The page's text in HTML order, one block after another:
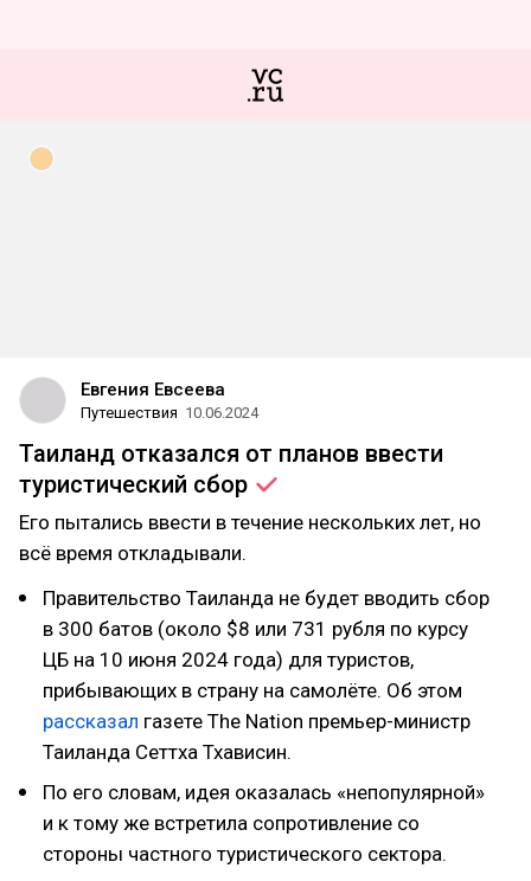
Евгения Евсеева
Путешествия 10.06.2024
Таиланд отказался от планов ввести
туристический сбор
Его пытались ввести в течение нескольких лет, но
всё время откладывали.
Правительство Таиланда не будет вводить сбор
в 300 батов (около $8 или 731 рубля по курсу
ЦБ на 10 июня 2024 года) для туристов,
прибывающих в страну на самолёте. Об этом
рассказал газете The Nation премьер-министр
Таиланда Сеттха Тхависин.
По его словам, идея оказалась «непопулярной»
и к тому же встретила сопротивление со
стороны частного туристического сектора.